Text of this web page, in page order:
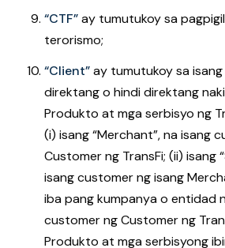
“CTF”ay tumutukoy sa
terorismo;
“Client”ay tumutukoy sa
direktang o hindi direktang
Produkto at mga serbisyo ng
(i) isang “Merchant”, na isang
Customer ng TransFi; (ii) isang
isang customer ng isang
iba pang kumpanya o entidad
customer ng Customer ng
Produkto at mga serbisyong